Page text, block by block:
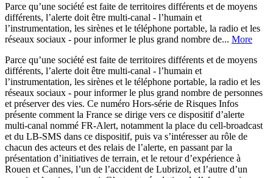
Parce qu’une société est faite de territoires différents et de moyens
différents, l’alerte doit être multi-canal - l’humain et
l’instrumentation, les sirènes et le téléphone portable, la radio et les
réseaux sociaux - pour informer le plus grand nombre de... More
Parce qu’une société est faite de territoires différents et de moyens
différents, l’alerte doit être multi-canal - l’humain et
l’instrumentation, les sirènes et le téléphone portable, la radio et les
réseaux sociaux - pour informer le plus grand nombre de personnes
et préserver des vies. Ce numéro Hors-série de Risques Infos
présente comment la France se dirige vers ce dispositif d’alerte
multi-canal nommé FR-Alert, notamment la place du cell-broadcast
et du LB-SMS dans ce dispositif, puis va s’intéresser au rôle de
chacun des acteurs et des relais de l’alerte, en passant par la
présentation d’initiatives de terrain, et le retour d’expérience à
Rouen et Cannes, l’un de l’accident de Lubrizol, et l’autre d’un